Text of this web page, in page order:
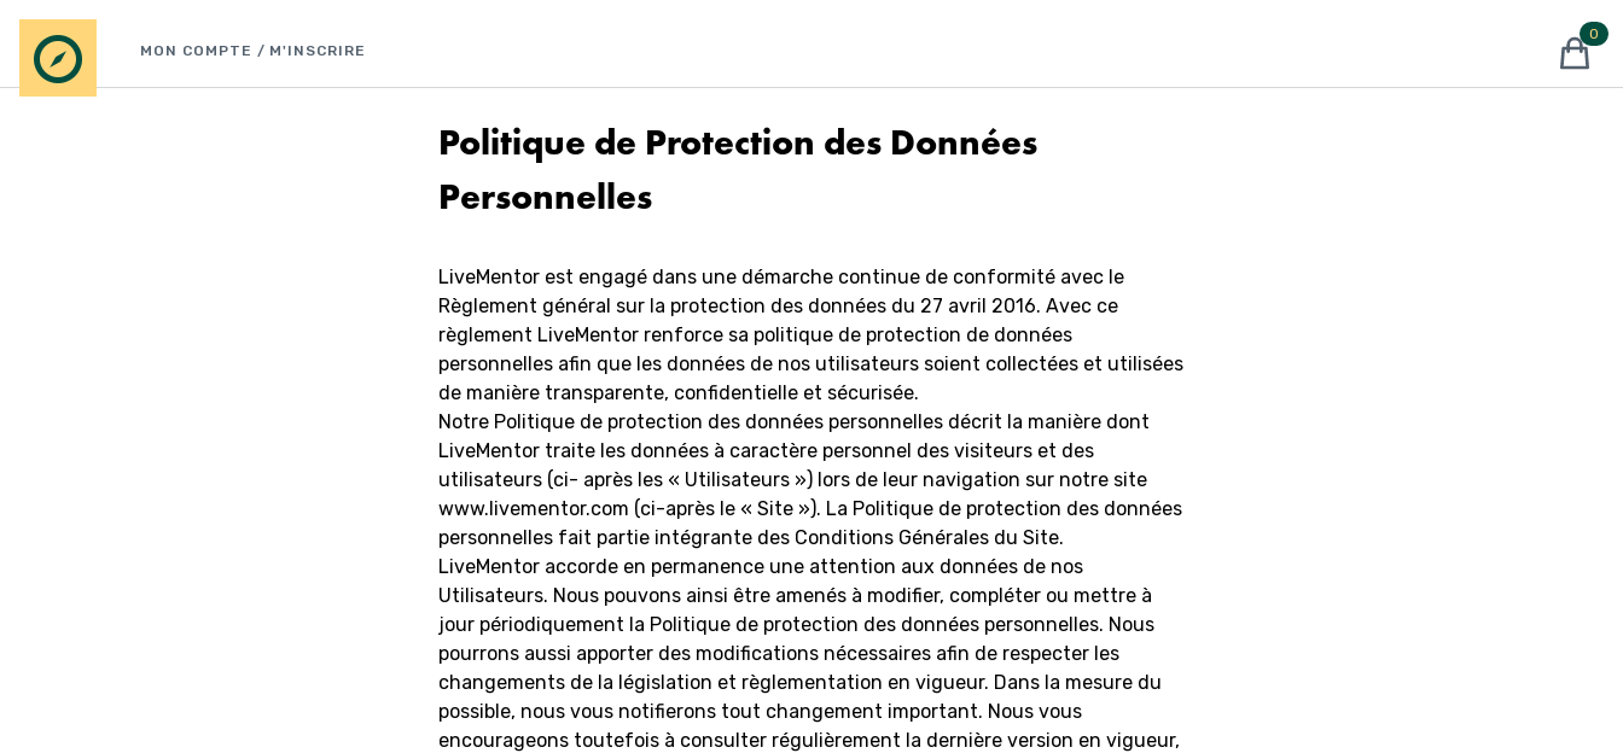
contenu
MON COMPTE / M'INSCRIRE
0
Politique de Protection des Données
Personnelles
LiveMentor est engagé dans une démarche continue de conformité avec le
Règlement général sur la protection des données du 27 avril 2016. Avec ce
règlement LiveMentor renforce sa politique de protection de données
personnelles afin que les données de nos utilisateurs soient collectées et utilisées
de manière transparente, confidentielle et sécurisée.
Notre Politique de protection des données personnelles décrit la manière dont
LiveMentor traite les données à caractère personnel des visiteurs et des
utilisateurs (ci- après les « Utilisateurs ») lors de leur navigation sur notre site
www.livementor.com (ci-après le « Site »). La Politique de protection des données
personnelles fait partie intégrante des Conditions Générales du Site.
LiveMentor accorde en permanence une attention aux données de nos
Utilisateurs. Nous pouvons ainsi être amenés à modifier, compléter ou mettre à
jour périodiquement la Politique de protection des données personnelles. Nous
pourrons aussi apporter des modifications nécessaires afin de respecter les
changements de la législation et règlementation en vigueur. Dans la mesure du
possible, nous vous notifierons tout changement important. Nous vous
encourageons toutefois à consulter régulièrement la dernière version en vigueur,